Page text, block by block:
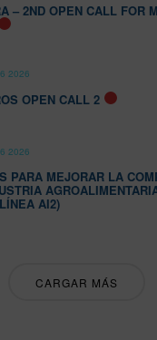
– 2ND OPEN CALL FOR
2026
OPEN CALL 2
2026
PARA MEJORAR LA
AI2)
CARGAR MÁS